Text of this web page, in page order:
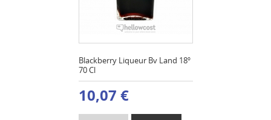
Blackberry Liqueur Bv Land 18º
70 Cl
10,07 €